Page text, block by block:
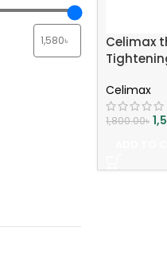
Celimax
Celimax
1,800.00৳